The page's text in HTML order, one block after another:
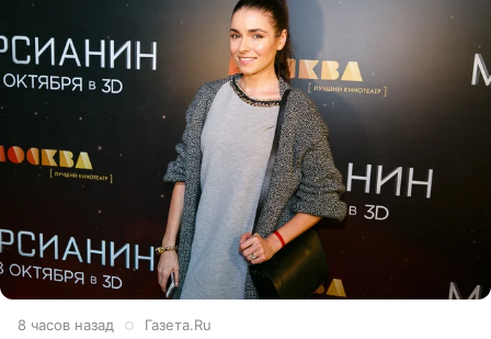
8 часов назад Газета.Ru